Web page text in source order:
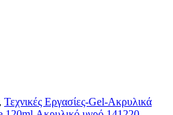
, Τεχνικές Εργασίες-Gel-Ακρυλικά